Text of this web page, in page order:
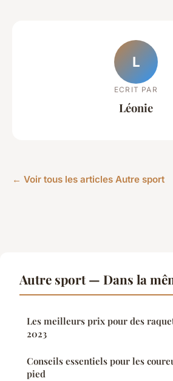
L
ECRIT PAR
Léonie
← Voir tous les articles Autre sport
Autre sport — Dans la
Les meilleurs prix pour des
2023
Conseils essentiels pour les
pied